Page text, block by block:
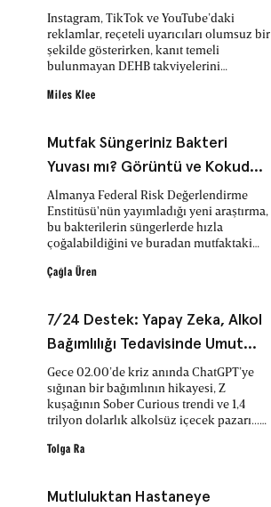
‘Doğal’ ve Etkisi Kanıtlanmamış
Alternatifleri Öneriyor
Instagram, TikTok ve YouTube’daki
reklamlar, reçeteli uyarıcıları olumsuz bir
şekilde gösterirken, kanıt temeli
bulunmayan DEHB takviyelerini
Miles Klee
Mutfak Süngeriniz Bakteri
Yuvası mı? Görüntü ve Kokudan
Anlaşılmıyor
Almanya Federal Risk Değerlendirme
Enstitüsü'nün yayımladığı yeni araştırma,
bu bakterilerin süngerlerde hızla
çoğalabildiğini ve buradan mutfaktaki
ortaya koydu.
Çağla Üren
7/24 Destek: Yapay Zeka, Alkol
Bağımlılığı Tedavisinde Umut
Olabilir
Gece 02.00’de kriz anında ChatGPT’ye
sığınan bir bağımlının hikayesi, Z
kuşağının Sober Curious trendi ve 1,4
trilyon dolarlık alkolsüz içecek pazarı...
efsanevi sponsorluk sisteminin yerini
Tolga Ra
Mutluluktan Hastaneye